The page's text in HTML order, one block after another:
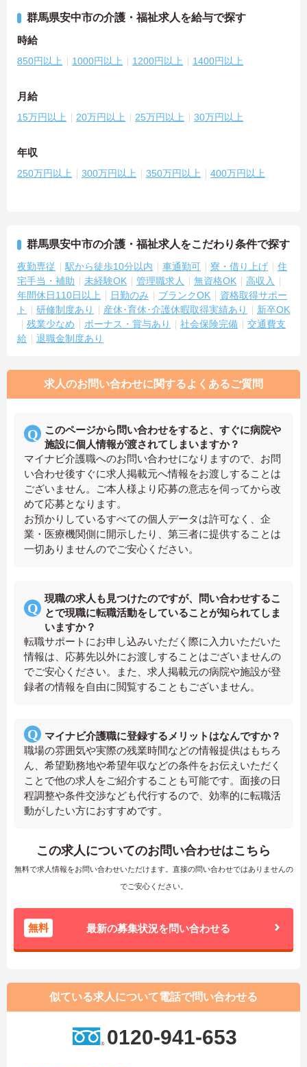
群馬県安中市の介護・福祉求人を給与で探す
時給
850円以上 1000円以上 1200円以上 1400円以上
月給
15万円以上 20万円以上 25万円以上 30万円以上
年収
250万円以上 300万円以上 350万円以上 400万円以上
群馬県安中市の介護・福祉求人をこだわり条件で探す
夜勤専従 駅から徒歩10分以内 車通勤可 寮・借り上げ
住
宅手当・補助
未経験OK 管理職求人 無資格OK
高収入
年間休日110日以上
日勤のみ ブランクOK
資格取得サポー
ト
研修制度あり 産休･育休･介護休暇取得実績あり
新卒OK
残業少なめ
ボーナス・賞与あり 社会保険完備
交通費支
給
退職金制度あり
求人のお問い合わせに関するよくあるご質問
このページから問い合わせをすると、すぐに病院や
施設に個人情報が渡されてしまいますか？
マイナビ介護職へのお問い合わせになりますので、お問
い合わせ後すぐに求人掲載元へ情報をお渡しすることは
ございません。ご本人様より応募の意志を伺ってから改
めて応募となります。
お預かりしているすべての個人データは許可なく、企
業・医療機関側に開示したり、第三者に提供することは
一切ありませんのでご安心ください。
現職の求人も見つけたのですが、問い合わせするこ
とで現職に転職活動をしていることが知られてしま
いますか？
転職サポートにお申し込みいただく際に入力いただいた
情報は、応募先以外にお渡しすることはございませんの
でご安心ください。また、求人掲載元の病院や施設が登
録者の情報を自由に閲覧することもございません。
マイナビ介護職に登録するメリットはなんですか？
職場の雰囲気や実際の残業時間などの情報提供はもちろ
ん、希望勤務地や希望年収などの条件をお伝えいただく
ことで他の求人をご紹介することも可能です。面接の日
程調整や条件交渉なども代行するので、効率的に転職活
動がしたい方におすすめです。
この求人についてのお問い合わせはこちら
無料で求人情報をお問い合わせいただけます。直接の問い合わせではありませんの
でご安心ください。
無料 最新の募集状況を問い合わせる
似ている求人について電話で問い合わせる
0120-941-653